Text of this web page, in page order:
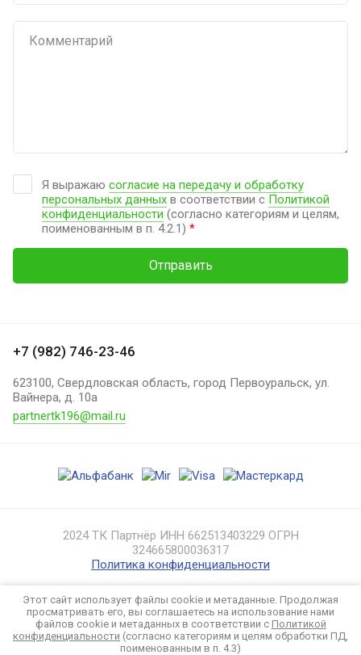
Я выражаю согласие на передачу и обработку
персональных данных в соответствии с Политикой
конфиденциальности (согласно категориям и целям,
поименованным в п. 4.2.1) *
Отправить
+7 (982) 746-23-46
623100, Свердловская область, город Первоуральск, ул.
Вайнера, д. 10а
partnertk196@mail.ru
2024 ТК Партнёр ИНН 662513403229 ОГРН
324665800036317
Политика конфиденциальности
Этот сайт использует файлы cookie и метаданные. Продолжая
просматривать его, вы соглашаетесь на использование нами
файлов cookie и метаданных в соответствии с Политикой
конфиденциальности (согласно категориям и целям обработки ПД,
поименованным в п. 4.3)